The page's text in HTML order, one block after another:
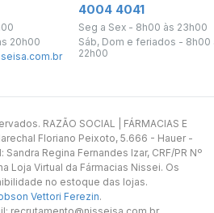
20h00
4004 4041
Seg a Sex - 8h00 às 23h00
Sáb, Dom e feriados - 8h00
22h00
RAZÃO SOCIAL | FÁRMACIAS E
Floriano Peixoto, 5.666 - Hauer -
Regina Fernandes Izar, CRF/PR Nº
Loja Virtual da Fármacias Nissei. Os
no estoque das lojas.
Vettori Ferezin.